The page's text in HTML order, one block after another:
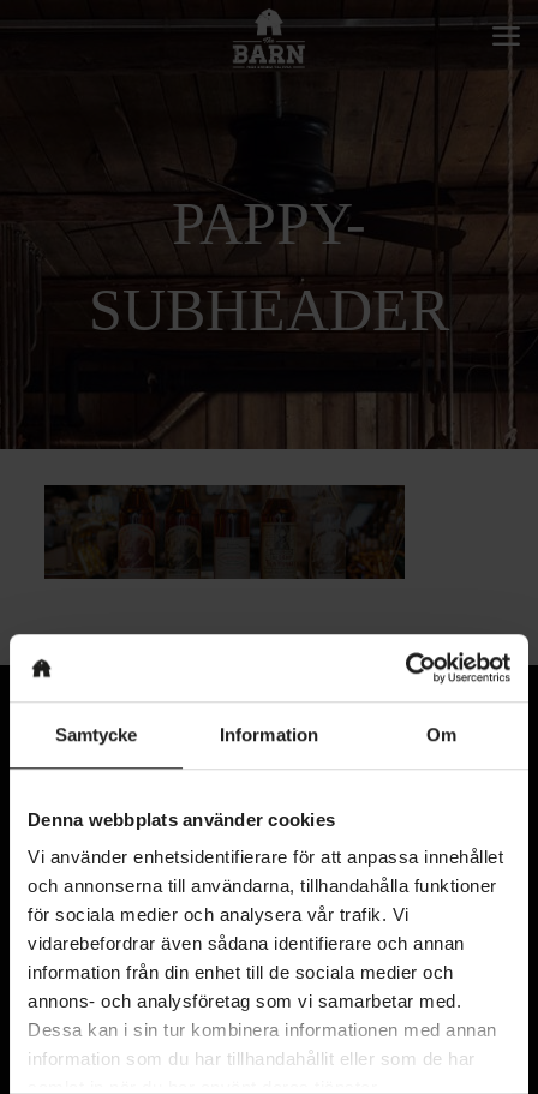
Samtycke Information Om
Denna webbplats använder cookies
Vi använder enhetsidentifierare för att anpassa innehållet
och annonserna till användarna, tillhandahålla funktioner
för sociala medier och analysera vår trafik. Vi
vidarebefordrar även sådana identifierare och annan
information från din enhet till de sociala medier och
annons- och analysföretag som vi samarbetar med.
Dessa kan i sin tur kombinera informationen med annan
information som du har tillhandahållit eller som de har
PAPPY-
SUBHEADER
Kyrkogatan 11
411 15 Göteborg
Karta